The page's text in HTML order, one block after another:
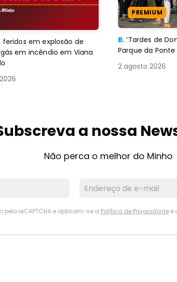
feridos em explosão de
em incêndio em Viana
PREMIUM
B.‘Tardes de
Parque da
2 agosto 2026
a nossa
Não perca o melhor do Minho
pelo reCAPTCHA e aplicam-se a Política de Privacidadee